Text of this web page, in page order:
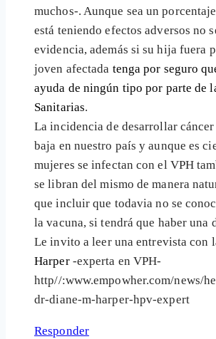
muchos-. Aunque sea un
está teniendo efectos adversos no
evidencia, además si su hija fuera
joven afectada tenga por seguro
ayuda de ningún tipo por parte de
Sanitarias.
La incidencia de desarrollar
baja en nuestro país y aunque es
mujeres se infectan con el VPH
se libran del mismo de manera
que incluir que todavia no se
la vacuna, si tendrá que haber una
Le invito a leer una entrevista con
Harper -experta en VPH-
http//:www.empowher.com/news/
dr-diane-m-harper-hpv-expert
Responder